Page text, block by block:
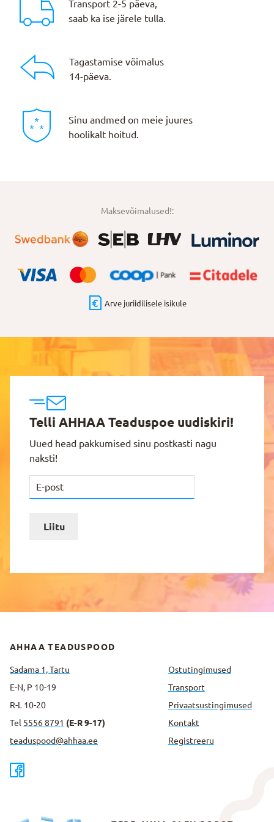
Transport 2-5 päeva,
saab ka ise järele tulla.
Tagastamise võimalus
14-päeva.
Sinu andmed on meie juures
hoolikalt hoitud.
Maksevõimalused!:
Arve juriidilisele isikule
Telli AHHAA Teaduspoe uudiskiri!
Uued head pakkumised sinu postkasti nagu
naksti!
Liitu
AHHAA TEADUSPOOD
Sadama 1, Tartu
E-N, P 10-19
R-L 10-20
Tel 5556 8791 (E-R 9-17)
teaduspood@ahhaa.ee
Ostutingimused
Transport
Privaatsus­tingimused
Kontakt
Registreeru